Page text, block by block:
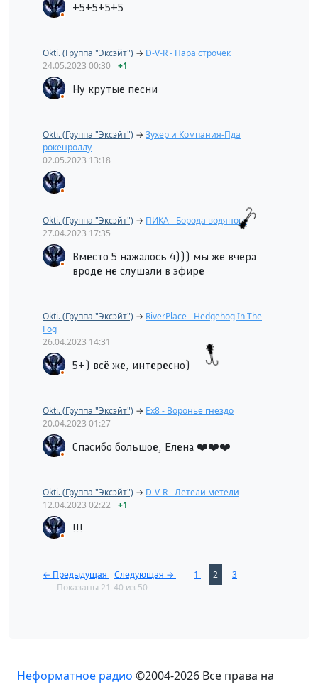
+5+5+5+5
Okti. (Группа "Эксэйт") → D-V-R - Пара строчек
24.05.2023 00:30 +1
Ну крутые песни
Okti. (Группа "Эксэйт") → Зухер и Компания-Пда
рокенроллу
02.05.2023 13:18
Okti. (Группа "Эксэйт") → ПИКА - Борода водяного
27.04.2023 17:35
Вместо 5 нажалось 4))) мы же вчера
вроде не слушали в эфире
Okti. (Группа "Эксэйт") → RiverPlace - Hedgehog In The
Fog
26.04.2023 14:31
5+) всё же, интересно)
Okti. (Группа "Эксэйт") → Ex8 - Воронье гнездо
20.04.2023 01:27
Спасибо большое, Елена ❤️❤️❤️
Okti. (Группа "Эксэйт") → D-V-R - Летели метели
12.04.2023 02:22 +1
!!!
← Предыдущая Следующая → 1 2
3
Показаны 21-40 из 50
Неформатное радио ©2004-2026 Все права на